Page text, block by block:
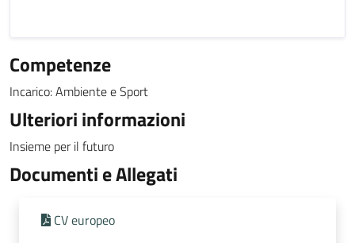
Competenze
Incarico: Ambiente e Sport
Ulteriori informazioni
Insieme per il futuro
Documenti e Allegati
CV europeo